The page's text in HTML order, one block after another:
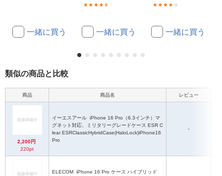
一緒に買う 一緒に買う 一緒に買う
類似の商品と比較
商品 商品名 レビュー
2,200円
220pt
イーエスアール
グネット対応、ミリタリーグレードケース ESR C
lear ESRClassicHybridCase(HaloLock)iPhone16
Pro
-
ELECOM